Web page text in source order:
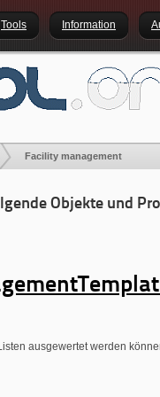
Tools Information
Facility management
Objekte und
ausgewertet werden